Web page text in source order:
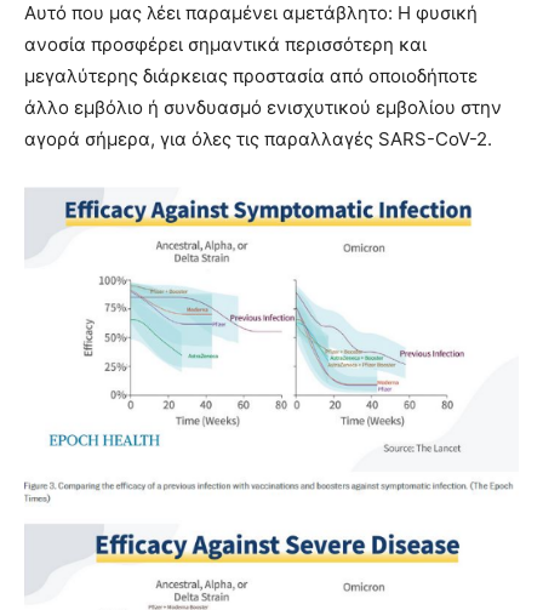
Αυτό που μας λέει παραμένει αμετάβλητο: Η φυσική
ανοσία προσφέρει σημαντικά περισσότερη και
μεγαλύτερης διάρκειας προστασία από οποιοδήποτε
άλλο εμβόλιο ή συνδυασμό ενισχυτικού εμβολίου στην
αγορά σήμερα, για όλες τις παραλλαγές SARS-CoV-2.